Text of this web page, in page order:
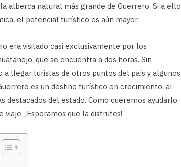
alberca natural más grande de Guerrero. Si a ello
el potencial turístico es aún mayor.
era visitado casi exclusivamente por los
que se encuentra a dos horas. Sin
llegar turistas de otros puntos del país y algunos
es un destino turístico en crecimiento, al
del estado. Como queremos ayudarlo
¡Esperamos que la disfrutes!